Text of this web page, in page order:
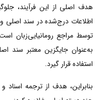
هدف اصلی از این فرآیند،
اطلاعات درج‌شده در سند اصلی
توسط مراجع رومانیایی‌زبان
به‌عنوان جایگزین معتبر سند
استفاده قرار گیرد.
بنابراین، هدف از ترجمه اسناد